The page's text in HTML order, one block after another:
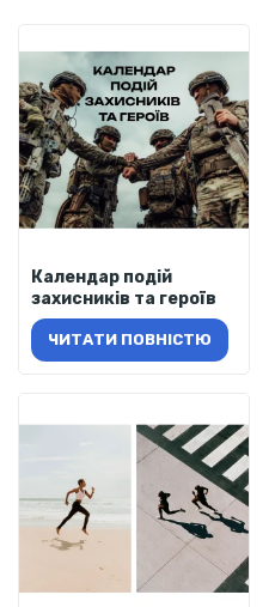
Календар подій
захисників та героїв
ЧИТАТИ ПОВНІСТЮ